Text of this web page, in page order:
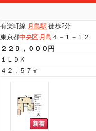
有楽町線 月島駅 徒歩2分
東京都中央区 月島 ４－１－１２
２２９，０００円
１ＬＤＫ
４２．５７㎡